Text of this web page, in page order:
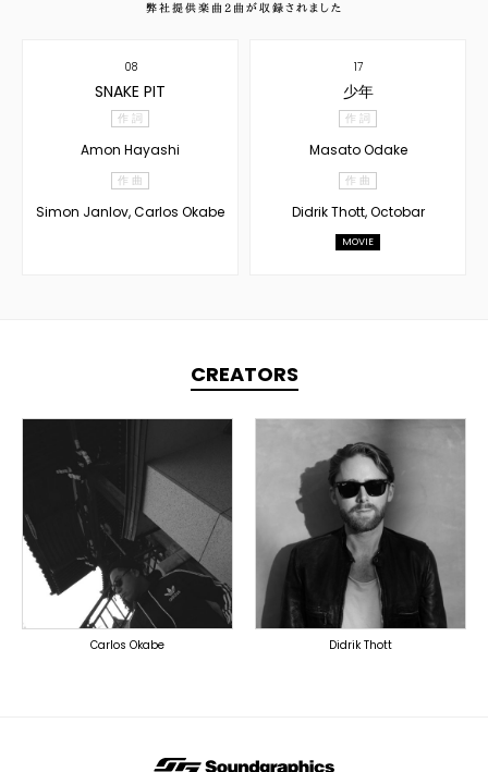
弊社提供楽曲 2 曲が収録されました
08
SNAKE PIT
作 詞
Amon Hayashi
作 曲
Simon Janlov, Carlos Okabe
17
少年
作 詞
Masato Odake
作 曲
Didrik Thott, Octobar
MOVIE
CREATORS
TOPLINER
PRODUCER
DOMESTICS
Carlos Okabe
TOPLINER
LYRICIST
SINGER
OVERSEAS
Didrik Thott